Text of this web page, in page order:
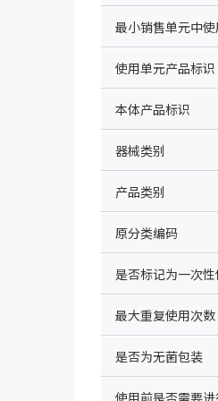
最小销售单元中
使用单元产品标识
本体产品标识
器械类别
产品类别
原分类编码
是否标记为一次性
最大重复使用次数
是否为无菌包装
使用前是否需要